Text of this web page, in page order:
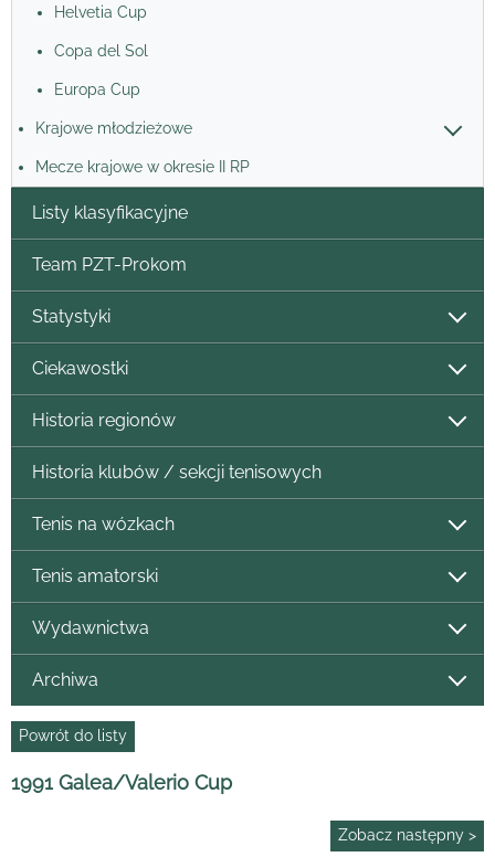
Helvetia Cup
Copa del Sol
Europa Cup
Krajowe młodzieżowe
Mecze krajowe w okresie II RP
Listy klasyfikacyjne
Team PZT-Prokom
Statystyki
Ciekawostki
Historia regionów
Historia klubów / sekcji tenisowych
Tenis na wózkach
Tenis amatorski
Wydawnictwa
Archiwa
Powrót do listy
1991 Galea/Valerio Cup
Zobacz następny >